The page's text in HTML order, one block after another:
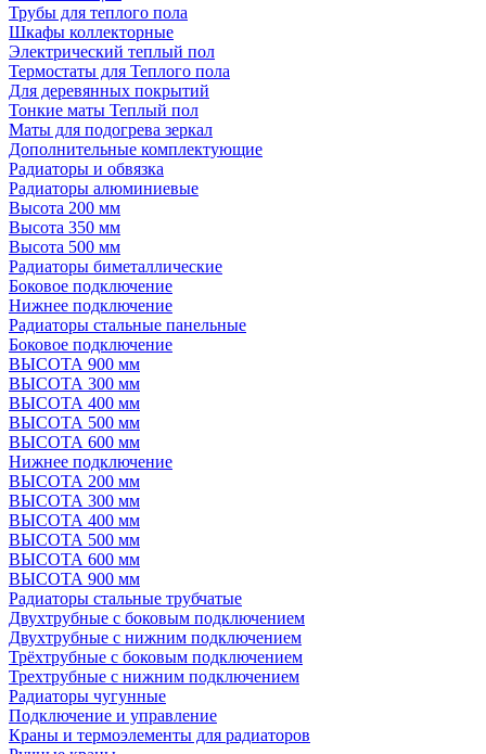
Трубы для теплого пола
Шкафы коллекторные
Электрический теплый пол
Термостаты для Теплого пола
Для деревянных покрытий
Тонкие маты Теплый пол
Маты для подогрева зеркал
Дополнительные комплектующие
Радиаторы и обвязка
Радиаторы алюминиевые
Высота 200 мм
Высота 350 мм
Высота 500 мм
Радиаторы биметаллические
Боковое подключение
Нижнее подключение
Радиаторы стальные панельные
Боковое подключение
ВЫСОТА 900 мм
ВЫСОТА 300 мм
ВЫСОТА 400 мм
ВЫСОТА 500 мм
ВЫСОТА 600 мм
Нижнее подключение
ВЫСОТА 200 мм
ВЫСОТА 300 мм
ВЫСОТА 400 мм
ВЫСОТА 500 мм
ВЫСОТА 600 мм
ВЫСОТА 900 мм
Радиаторы стальные трубчатые
Двухтрубные с боковым подключением
Двухтрубные с нижним подключением
Трёхтрубные с боковым подключением
Трехтрубные с нижним подключением
Радиаторы чугунные
Подключение и управление
Краны и термоэлементы для радиаторов